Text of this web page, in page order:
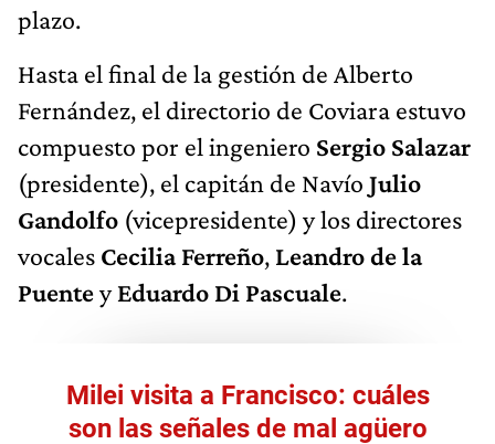
plazo.
Hasta el final de la gestión de Alberto
Fernández, el directorio de Coviara estuvo
compuesto por el ingeniero Sergio Salazar
(presidente), el capitán de Navío Julio
Gandolfo (vicepresidente) y los directores
vocales Cecilia Ferreño, Leandro de la
PuenteyEduardo Di Pascuale.
Milei visita a Francisco: cuáles
son las señales de mal agüero